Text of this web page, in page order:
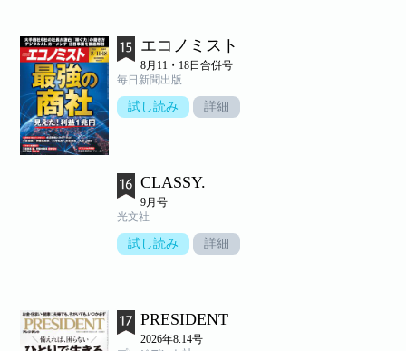
エコノミスト
8月11・18日合併号
毎日新聞出版
試し読み 詳細
CLASSY.
9月号
光文社
試し読み 詳細
PRESIDENT
2026年8.14号